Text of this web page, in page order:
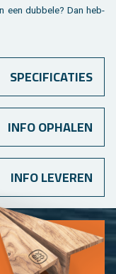
een dub­be­le? Dan heb­
SPECIFICATIES
INFO OPHALEN
INFO LEVEREN